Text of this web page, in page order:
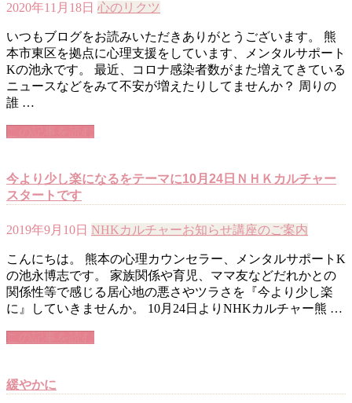
2020年11月18日 心のリクツ
いつもブログをお読みいただきありがとうございます。 熊
本市東区を拠点に心理支援をしています、メンタルサポート
Kの池永です。 最近、コロナ感染者数がまた増えてきている
ニュースなどをみて不安が増えたりしてませんか？ 周りの
誰 …
今より少し楽になるをテーマに10月24日ＮＨＫカルチャー
スタートです
2019年9月10日 NHKカルチャーお知らせ講座のご案内
こんにちは。 熊本の心理カウンセラー、メンタルサポートK
の池永博志です。 家族関係や育児、ママ友などだれかとの
関係性等で感じる居心地の悪さやツラさを『今より少し楽
に』していきませんか。 10月24日よりNHKカルチャー熊 …
緩やかに